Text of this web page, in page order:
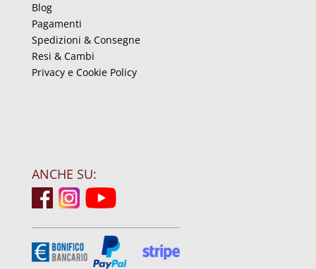
Blog
Pagamenti
Spedizioni & Consegne
Resi & Cambi
Privacy e Cookie Policy
ANCHE SU: